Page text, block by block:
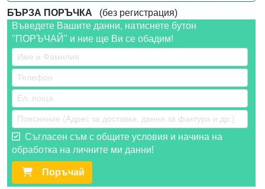
БЪРЗА ПОРЪЧКА (без регистрация)
Въведете Вашите данни, натиснете бутон
"ПОРЪЧАЙ" и ние ще Ви се обадим!
Съгласен съм с общите условия и начина на
обработка на личните ми данни!
Поръчай